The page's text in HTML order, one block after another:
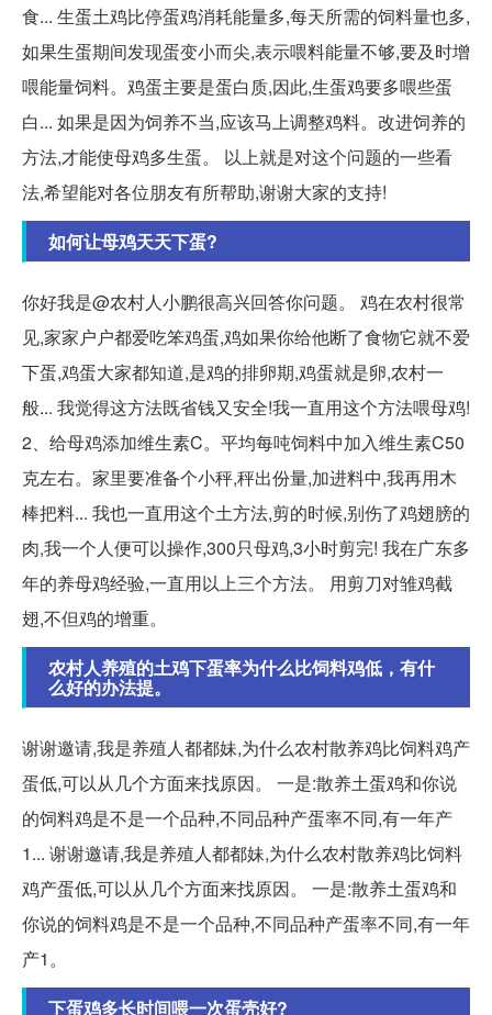
食... 生蛋土鸡比停蛋鸡消耗能量多,每天所需的饲料量也多,
如果生蛋期间发现蛋变小而尖,表示喂料能量不够,要及时增
喂能量饲料。鸡蛋主要是蛋白质,因此,生蛋鸡要多喂些蛋
白... 如果是因为饲养不当,应该马上调整鸡料。改进饲养的
方法,才能使母鸡多生蛋。 以上就是对这个问题的一些看
法,希望能对各位朋友有所帮助,谢谢大家的支持!
如何让母鸡天天下蛋?
你好我是@农村人小鹏很高兴回答你问题。 鸡在农村很常
见,家家户户都爱吃笨鸡蛋,鸡如果你给他断了食物它就不爱
下蛋,鸡蛋大家都知道,是鸡的排卵期,鸡蛋就是卵,农村一
般... 我觉得这方法既省钱又安全!我一直用这个方法喂母鸡!
2、给母鸡添加维生素C。平均每吨饲料中加入维生素C50
克左右。家里要准备个小秤,秤出份量,加进料中,我再用木
棒把料... 我也一直用这个土方法,剪的时候,别伤了鸡翅膀的
肉,我一个人便可以操作,300只母鸡,3小时剪完! 我在广东多
年的养母鸡经验,一直用以上三个方法。 用剪刀对雏鸡截
翅,不但鸡的增重。
农村人养殖的土鸡下蛋率为什么比饲料鸡低，有什
么好的办法提。
谢谢邀请,我是养殖人都都妹,为什么农村散养鸡比饲料鸡产
蛋低,可以从几个方面来找原因。 一是:散养土蛋鸡和你说
的饲料鸡是不是一个品种,不同品种产蛋率不同,有一年产
1... 谢谢邀请,我是养殖人都都妹,为什么农村散养鸡比饲料
鸡产蛋低,可以从几个方面来找原因。 一是:散养土蛋鸡和
你说的饲料鸡是不是一个品种,不同品种产蛋率不同,有一年
产1。
下蛋鸡多长时间喂一次蛋壳好?